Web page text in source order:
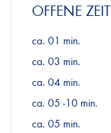
OFFENE ZEIT
ca. 01 min.
ca. 03 min.
ca. 04 min.
ca. 05 -10 min.
ca. 05 min.